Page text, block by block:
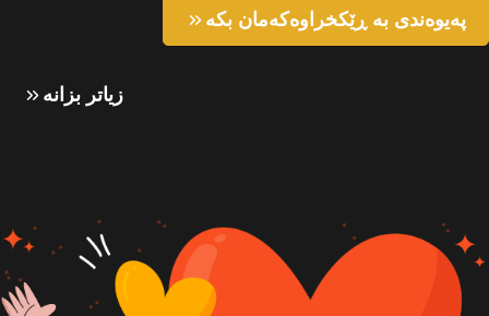
پەیوەندی بە ڕێکخراوەکەمان بکە
زیاتر بزانە